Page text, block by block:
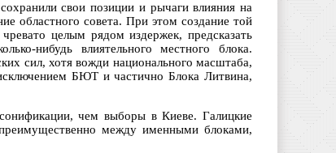
свои позиции и рычаги влияния на
областного совета. При этом создание той
целым рядом издержек, предсказать
нибудь влиятельного местного блока.
сил, хотя вожди национального масштаба,
БЮТ и частично Блока Литвина,
чем выборы в Киеве. Галицкие
между именными блоками,